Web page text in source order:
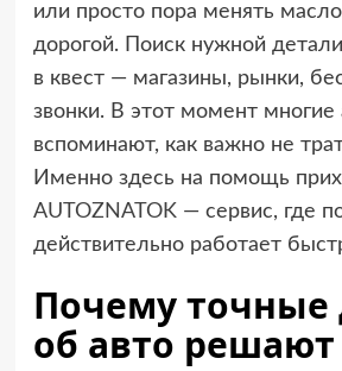
или просто пора менять
дорогой. Поиск нужной
в квест — магазины, рынки,
звонки. В этот момент
вспоминают, как важно не
Именно здесь на помощь
AUTOZNATOK— сервис, где
действительно работает
Почему точные
об авто решают